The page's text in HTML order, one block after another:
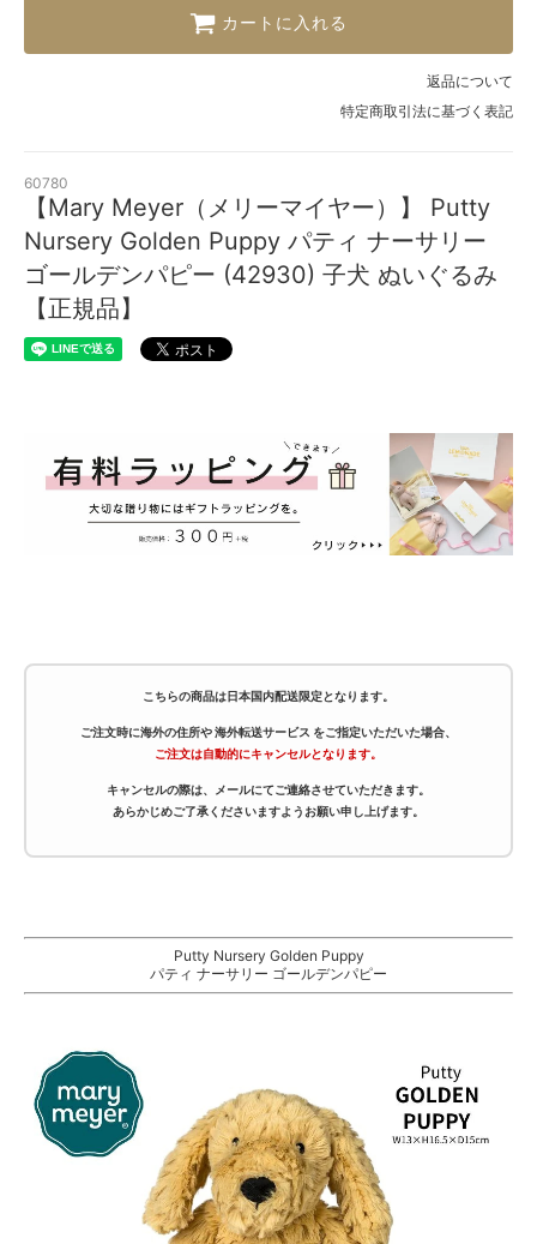
カートに入れる
返品について
特定商取引法に基づく表記
60780
【Mary Meyer（メリーマイヤー）】 Putty
Nursery Golden Puppy パティ ナーサリー
ゴールデンパピー (42930) 子犬 ぬいぐるみ
【正規品】
こちらの商品は日本国内配送限定となります。
ご注文時に海外の住所や海外転送サービス をご指定いただいた場合、
ご注文は自動的にキャンセルとなります。
キャンセルの際は、 メールにてご連絡させていただきます。
あらかじめご了承くださいますようお願い申し上げます。
Putty Nursery Golden Puppy
パティ ナーサリー ゴールデンパピー